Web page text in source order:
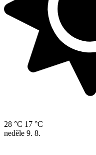
28 °C 17 °C
neděle 9. 8.